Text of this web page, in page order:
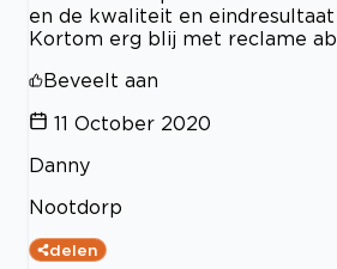
en de kwaliteit en
Kortom erg blij met reclame
Beveelt aan
11 October 2020
Danny
Nootdorp
delen